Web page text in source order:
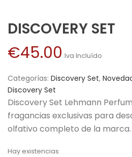
DISCOVERY SET
€45.00 Iva Incluído
Categorías: Discovery Set,
Discovery Set
Discovery Set Lehmann
fragancias exclusivas para
olfativo completo de la marca.
Hay existencias